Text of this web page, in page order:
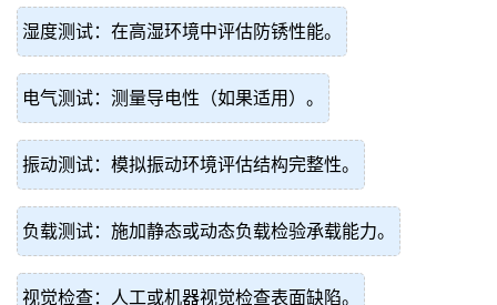
湿度测试：在高湿环境中评估防锈性能。
电气测试：测量导电性（如果适用）。
振动测试：模拟振动环境评估结构完整性。
负载测试：施加静态或动态负载检验承载能力。
视觉检查：人工或机器视觉检查表面缺陷。